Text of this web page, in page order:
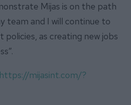
Mijas is on the path
team and I will continue to
as creating new jobs
https://mijasint.com/?